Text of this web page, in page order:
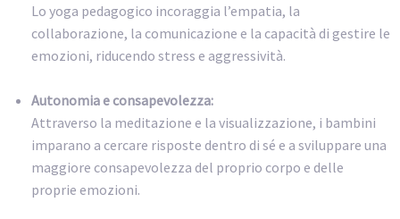
Lo yoga pedagogico incoraggia l’empatia, la
collaborazione, la comunicazione e la capacità di gestire le
emozioni, riducendo stress e aggressività.
Autonomia e consapevolezza:
Attraverso la meditazione e la visualizzazione, i bambini
imparano a cercare risposte dentro di sé e a sviluppare una
maggiore consapevolezza del proprio corpo e delle
proprie emozioni.